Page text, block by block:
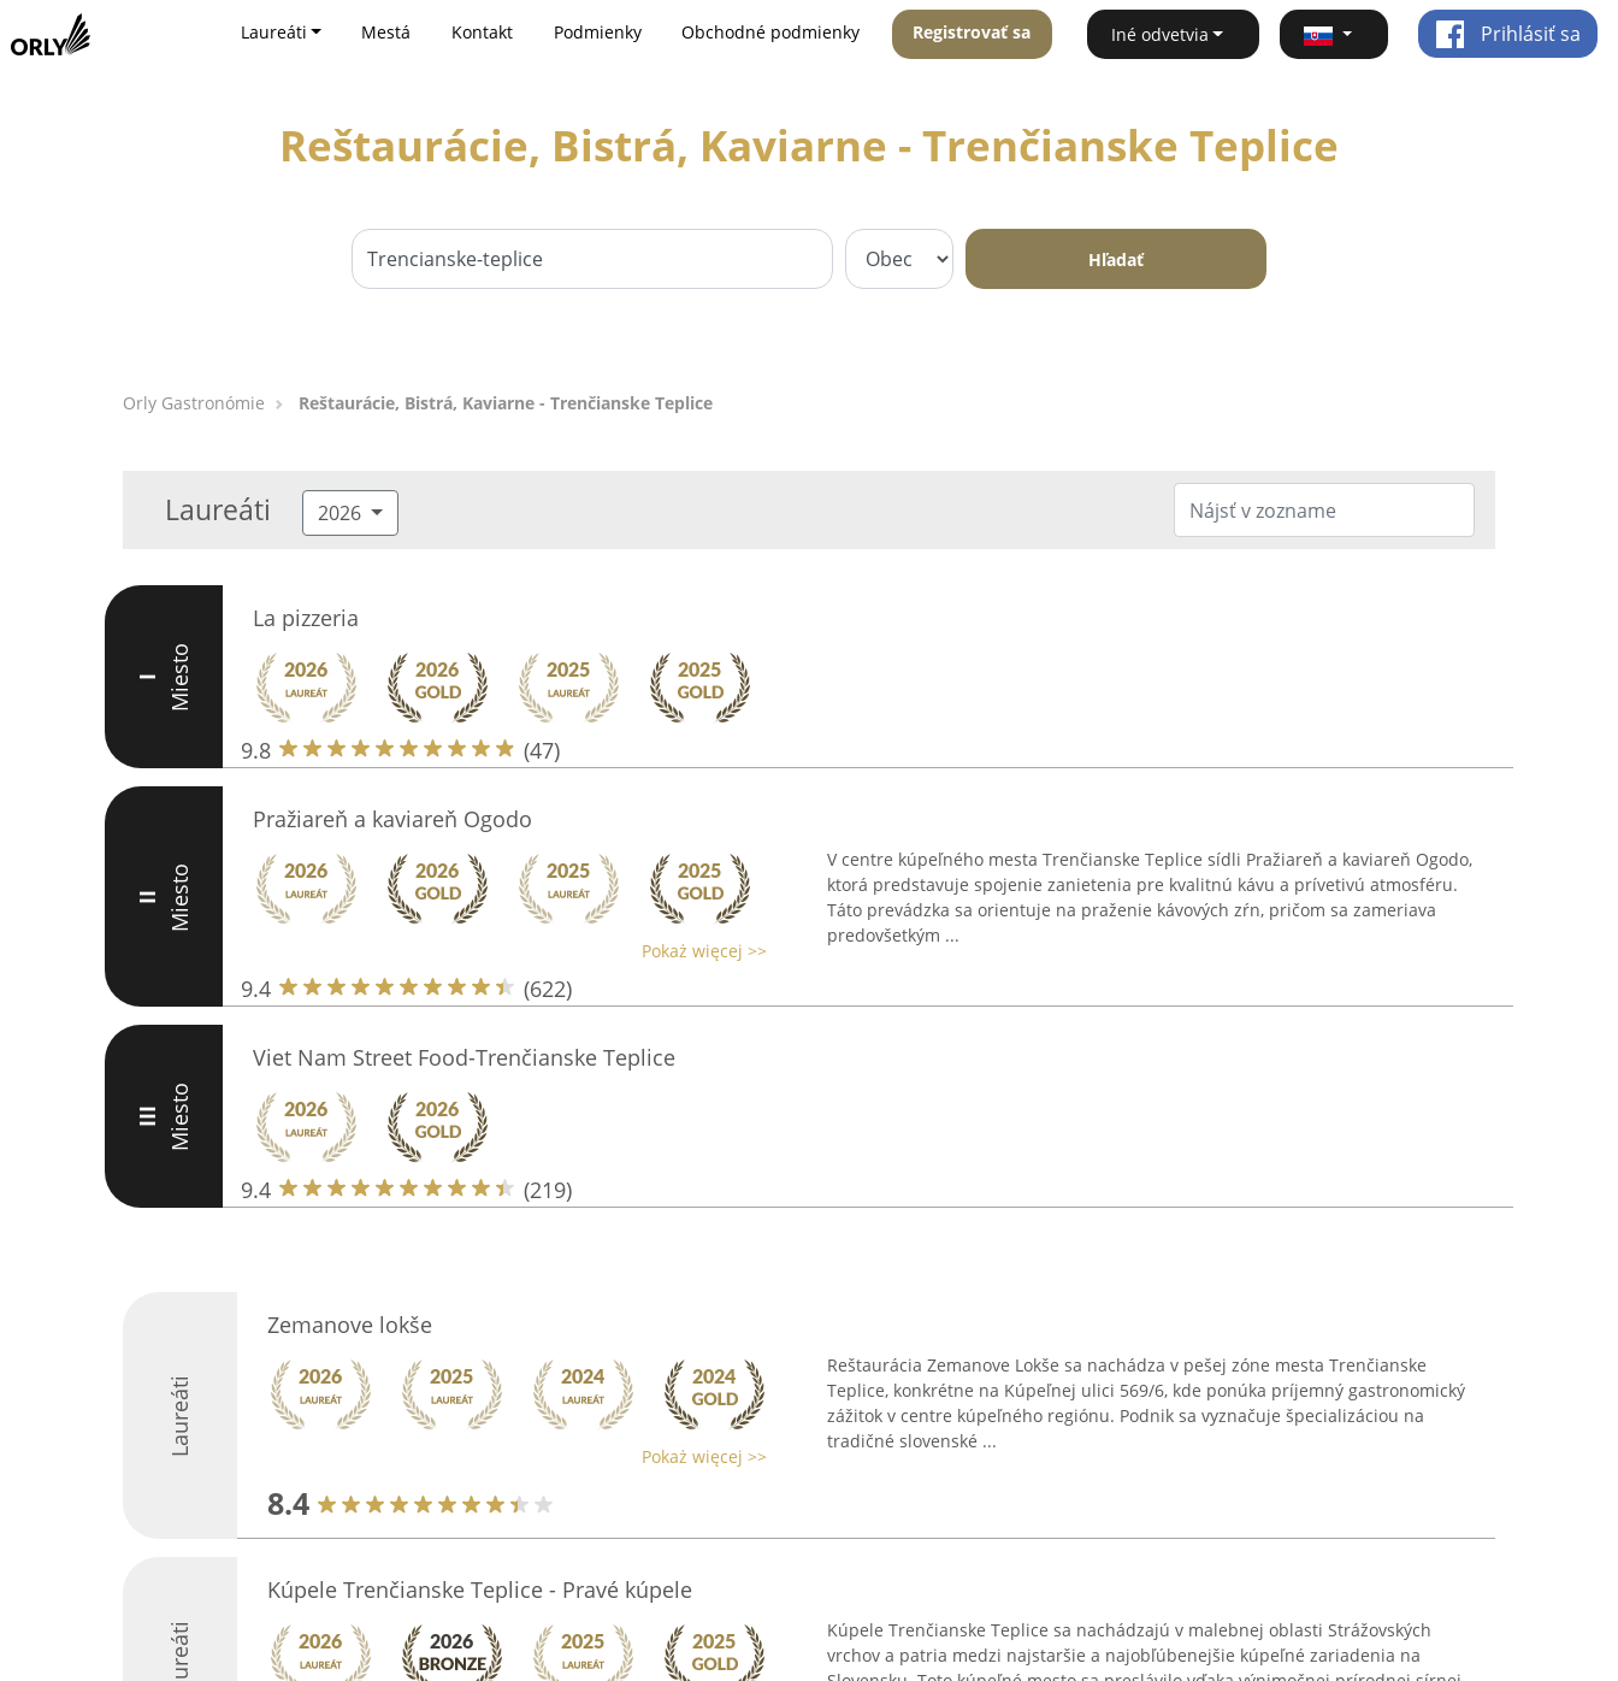
Laureáti Mestá Kontakt Podmienky Obchodné podmienky Registrovať sa Iné odvetvia Prihlásiť sa
Reštaurácie, Bistrá, Kaviarne - Trenčianske Teplice
Hľadať
Orly Gastronómie Reštaurácie, Bistrá, Kaviarne - Trenčianske Teplice
Laureáti 2026
I Miesto
La pizzeria
9.8 (47)
II Miesto
Pražiareň a kaviareň Ogodo
Pokaż więcej >>
9.4 (622)
V centre kúpeľného mesta Trenčianske Teplice sídli Pražiareň a kaviareň Ogodo,
ktorá predstavuje spojenie zanietenia pre kvalitnú kávu a prívetivú atmosféru.
Táto prevádzka sa orientuje na praženie kávových zŕn, pričom sa zameriava
predovšetkým ...
III Miesto
Viet Nam Street Food-Trenčianske Teplice
9.4 (219)
Laureáti
Zemanove lokše
Pokaż więcej >>
8.4
Reštaurácia Zemanove Lokše sa nachádza v pešej zóne mesta Trenčianske
Teplice, konkrétne na Kúpeľnej ulici 569/6, kde ponúka príjemný gastronomický
zážitok v centre kúpeľného regiónu. Podnik sa vyznačuje špecializáciou na
tradičné slovenské ...
Laureáti
Kúpele Trenčianske Teplice - Pravé kúpele
Kúpele Trenčianske Teplice sa nachádzajú v malebnej oblasti Strážovských
vrchov a patria medzi najstaršie a najobľúbenejšie kúpeľné zariadenia na